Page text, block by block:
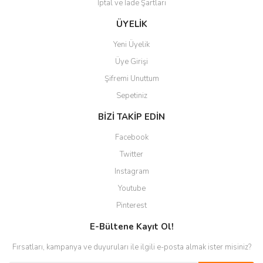
Gönder
İptal ve İade Şartları
ÜYELİK
Yeni Üyelik
Üye Girişi
Şifremi Unuttum
Sepetiniz
BİZİ TAKİP EDİN
Facebook
Twitter
Instagram
Youtube
Pinterest
E-Bültene Kayıt Ol!
Fırsatları, kampanya ve duyuruları ile ilgili e-posta almak ister misiniz?